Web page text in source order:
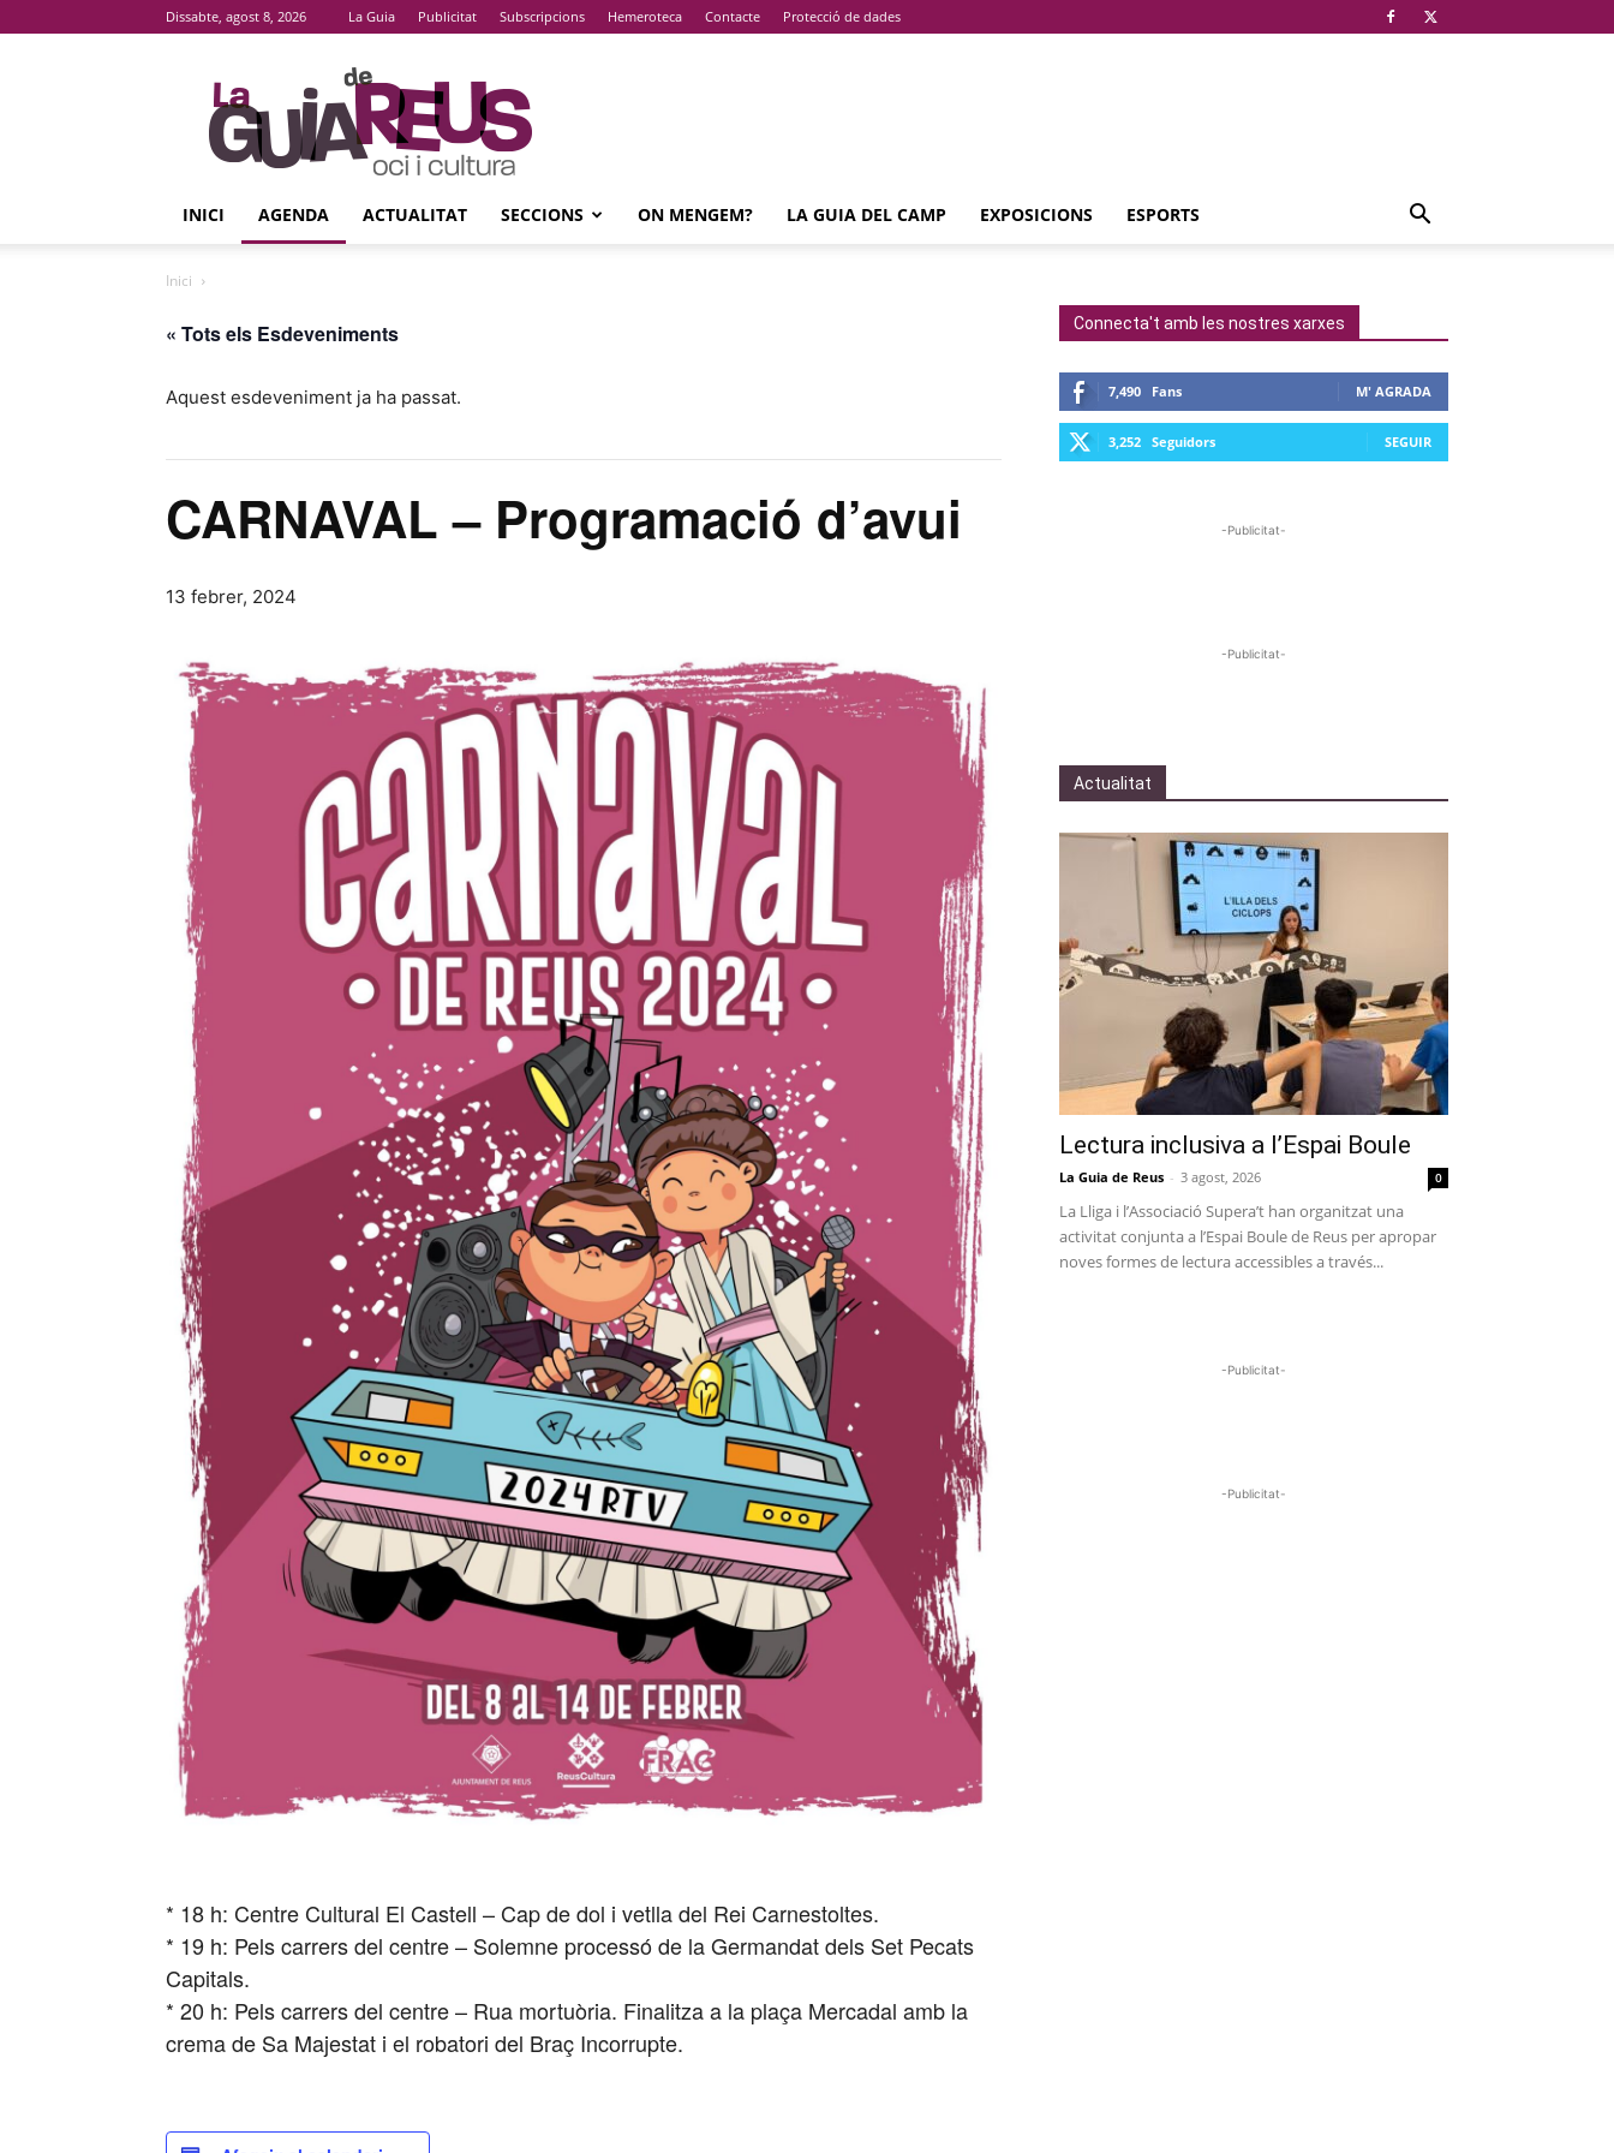
Dissabte, agost 8, 2026 La Guia Publicitat Subscripcions Hemeroteca Contacte Protecció de dades
La
Guia
De
Reus
INICI AGENDA ACTUALITAT SECCIONS ON MENGEM? LA GUIA DEL CAMP EXPOSICIONS ESPORTS
Inici
« Tots els Esdeveniments
Aquest esdeveniment ja ha passat.
CARNAVAL – Programació d’avui
13 febrer, 2024
* 18 h: Centre Cultural El Castell – Cap de dol i vetlla del Rei Carnestoltes.
* 19 h: Pels carrers del centre – Solemne processó de la Germandat dels Set Pecats
Capitals.
* 20 h: Pels carrers del centre – Rua mortuòria. Finalitza a la plaça Mercadal amb la
crema de Sa Majestat i el robatori del Braç Incorrupte.
Connecta't amb les nostres xarxes
7,490 Fans M' AGRADA
3,252 Seguidors SEGUIR
-Publicitat-
-Publicitat-
Actualitat
Lectura inclusiva a l’Espai Boule
La Guia de Reus - 3 agost, 2026 0
La Lliga i l’Associació Supera’t han organitzat una
activitat conjunta a l’Espai Boule de Reus per apropar
noves formes de lectura accessibles a través...
-Publicitat-
-Publicitat-